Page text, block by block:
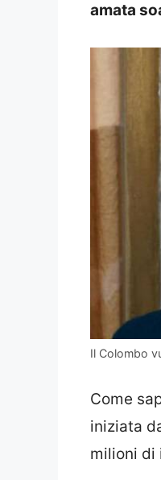
amata
Il Colombo
Come
iniziata
milioni di